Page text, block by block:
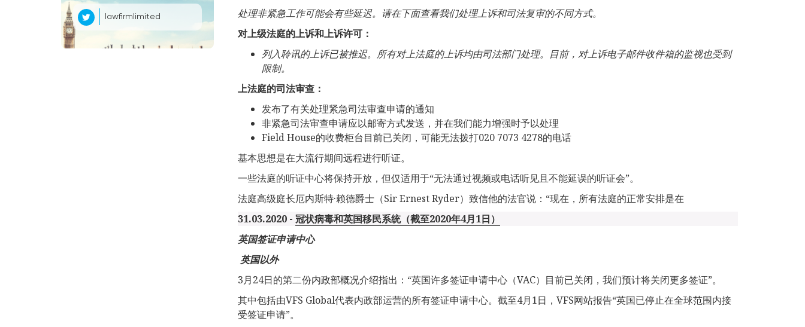
lawfirmlimited
处理非紧急工作可能会有些延迟。请在下面查看我们处理上诉和司法复审的不同方式。
对上级法庭的上诉和上诉许可：
列入聆讯的上诉已被推迟。 所有对上法庭的上诉均由司法部门处理。目前，对上诉电子邮件收件箱的监视也受到
限制。
上法庭的司法审查：
发布了有关处理紧急司法审查申请的通知
非紧急司法审查申请应以邮寄方式发送，并在我们能力增强时予以处理
Field House的收费柜台目前已关闭，可能无法拨打020 7073 4278的电话
基本思想是在大流行期间远程进行听证。
一些法庭的听证中心将保持开放，但仅适用于“无法通过视频或电话听见且不能延误的听证会”。
法庭高级庭长厄内斯特·赖德爵士（Sir Ernest Ryder）致信他的法官说：“现在，所有法庭的正常安排是在
31.03.2020 - 冠状病毒和英国移民系统（截至2020年4月1日）
英国签证申请中心
英国以外
3月24日的第二份内政部概况介绍指出：“英国许多签证申请中心（VAC）目前已关闭，我们预计将关闭更多签证”。
其中包括由VFS Global代表内政部运营的所有签证申请中心。截至4月1日，VFS网站报告“英国已停止在全球范围内接
受签证申请”。